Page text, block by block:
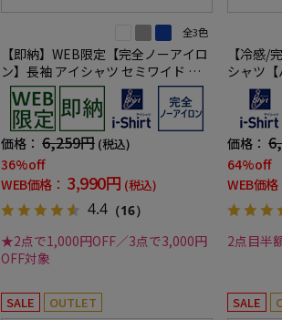
全3色
【即納】WEB限定【完全ノーアイロ
ン】長袖 アイシャツ セミワイド ス
トレッチ シャドウストライプ i-shirt
ワイシャツ 通年
価格： 6,259円 (税込)
36%off
WEB価格： 3,990円 (税込)
4.4 （16）
★2点で1,000円OFF／3点で3,000円
OFF対象
【冷感/
シャツ
タンダ
ワイシ
価格：
64%off
WEB価格
2点目半
SALE OUTLET SALE